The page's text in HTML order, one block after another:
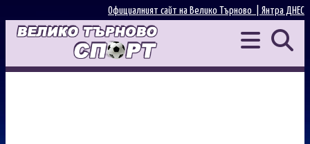
Янтра ДНЕС
Официалният сайт на Велико Търново |